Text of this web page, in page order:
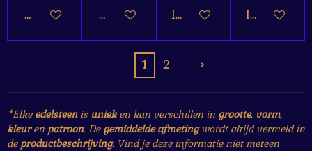
Houd mij op de hoogteHoud mij op de hoogte
In winkelwagen
In
1 2
*Elke edelsteenis unieken kan verschillen in grootte, vorm,
kleuren patroon. De gemiddelde afmetingwordt altijd vermeld in
de productbeschrijving. Vind je deze informatie niet meteen